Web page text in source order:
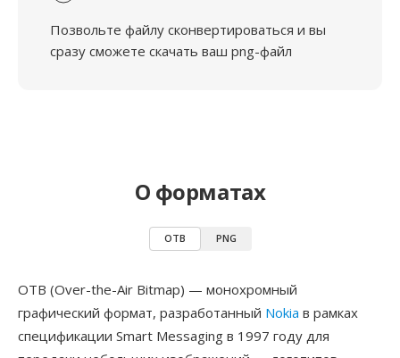
Позвольте файлу сконвертироваться и вы
сразу сможете скачать ваш png-файл
О форматах
OTB PNG
OTB (Over-the-Air Bitmap) — монохромный
графический формат, разработанный Nokia в рамках
спецификации Smart Messaging в 1997 году для